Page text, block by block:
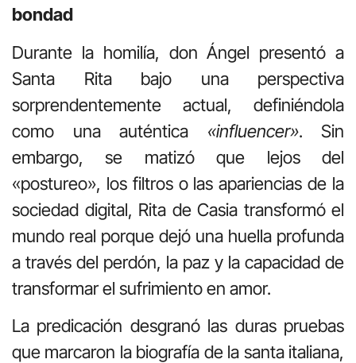
bondad
Durante la homilía, don Ángel presentó a
Santa Rita bajo una perspectiva
sorprendentemente actual, definiéndola
como una auténtica «influencer». Sin
embargo, se matizó que lejos del
«postureo», los filtros o las apariencias de la
sociedad digital, Rita de Casia transformó el
mundo real porque dejó una huella profunda
a través del perdón, la paz y la capacidad de
transformar el sufrimiento en amor.
La predicación desgranó las duras pruebas
que marcaron la biografía de la santa italiana,